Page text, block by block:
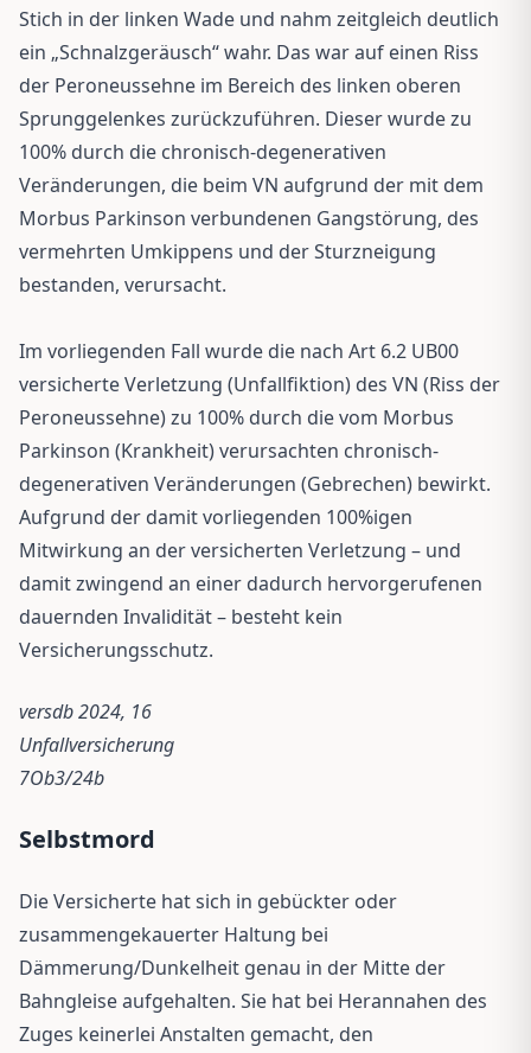
Stich in der linken Wade und nahm zeitgleich deutlich
ein „Schnalzgeräusch“ wahr. Das war auf einen Riss
der Peroneussehne im Bereich des linken oberen
Sprunggelenkes zurückzuführen. Dieser wurde zu
100% durch die chronisch-degenerativen
Veränderungen, die beim VN aufgrund der mit dem
Morbus Parkinson verbundenen Gangstörung, des
vermehrten Umkippens und der Sturzneigung
bestanden, verursacht.
Im vorliegenden Fall wurde die nach Art 6.2 UB00
versicherte Verletzung (Unfallfiktion) des VN (Riss der
Peroneussehne) zu 100% durch die vom Morbus
Parkinson (Krankheit) verursachten chronisch-
degenerativen Veränderungen (Gebrechen) bewirkt.
Aufgrund der damit vorliegenden 100%igen
Mitwirkung an der versicherten Verletzung – und
damit zwingend an einer dadurch hervorgerufenen
dauernden Invalidität – besteht kein
Versicherungsschutz.
versdb 2024, 16
Unfallversicherung
7Ob3/24b
Selbstmord
Die Versicherte hat sich in gebückter oder
zusammengekauerter Haltung bei
Dämmerung/Dunkelheit genau in der Mitte der
Bahngleise aufgehalten. Sie hat bei Herannahen des
Zuges keinerlei Anstalten gemacht, den